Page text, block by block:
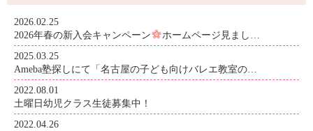
2026.02.25
2026年春の新入会キャンペーン
ホームページ見まし…
2025.03.25
Ameba塾探しにて「名古屋の子ども向けバレエ教室の…
2022.08.01
土曜日幼児クラス生徒募集中！
2022.04.26